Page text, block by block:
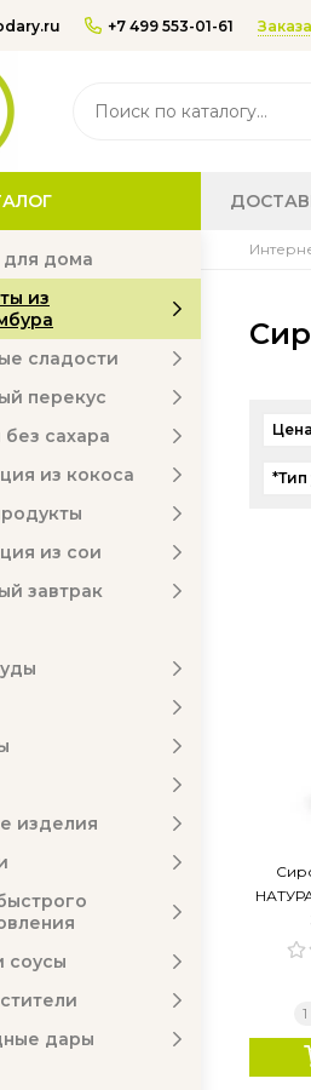
+7 499 553-01-61
для дома
из
сладости
перекус
сахара
из кокоса
из сои
завтрак
изделия
соусы
дары
*Тип